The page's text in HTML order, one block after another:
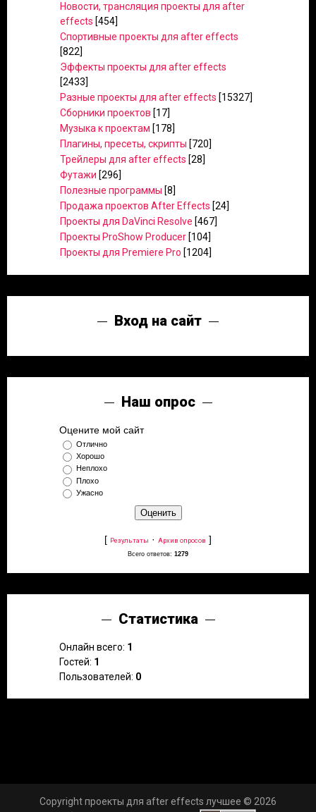
Новости, трансляция проекты для after
effects [454]
Спортивные проекты для after effects
[822]
Эффекты проекты для after effects
[2433]
Разные проекты для after effects [15327]
Сборники проектов [17]
Музыка к проектам [178]
Плагины, пресеты, скрипты [720]
Трейлеры для after effects [28]
Футажи [296]
Полезные программы [8]
Продажа проектов After Effects [24]
Проекты для DaVinci Resolve [467]
Проекты ProShow Producer [104]
Проекты для Premiere Pro [1204]
Вход на сайт
Наш опрос
Оцените мой сайт
Отлично
Хорошо
Неплохо
Плохо
Ужасно
[ Результаты · Архив опросов ]
Всего ответов: 1279
Статистика
Онлайн всего: 1
Гостей: 1
Пользователей: 0
Copyright проекты для after effects лучшее © 2026